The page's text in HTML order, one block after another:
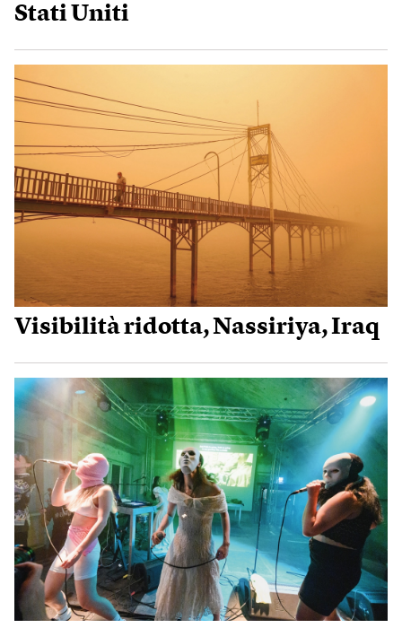
Stati Uniti
Visibilità ridotta, Nassiriya, Iraq